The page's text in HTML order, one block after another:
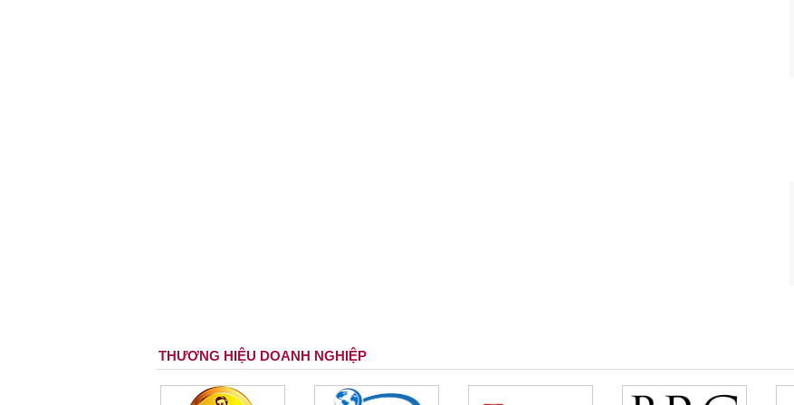
THƯƠNG HIỆU DOANH NGHIỆP